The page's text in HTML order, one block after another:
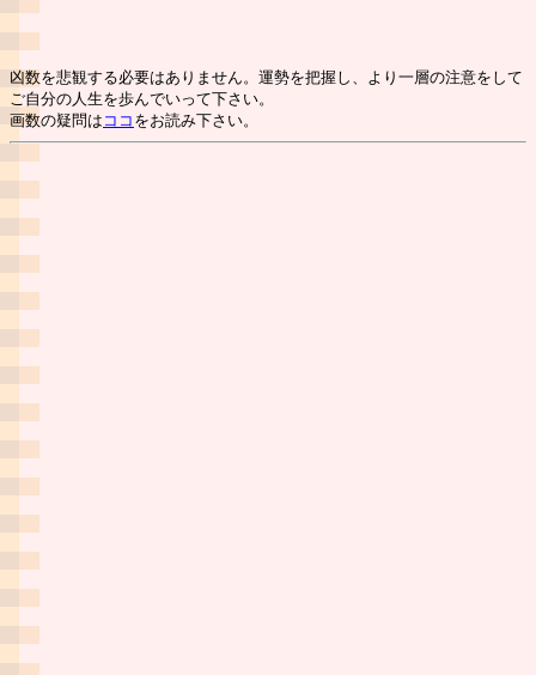
凶数を悲観する必要はありません。運勢を把握し、より一層の注意をして
ご自分の人生を歩んでいって下さい。
画数の疑問は ココ をお読み下さい。